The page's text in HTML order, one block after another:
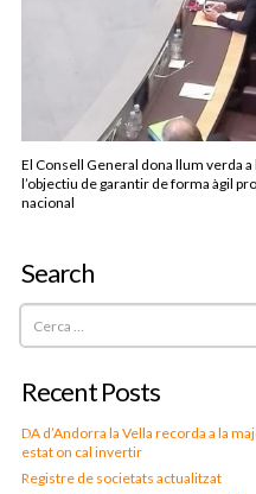
El Consell General dona llum verda
l’objectiu de garantir de forma àgil
nacional
Search
Cerca:
Recent Posts
DA d’Andorra la Vella recorda a la
estat on cal invertir
Registre de societats actualitzat